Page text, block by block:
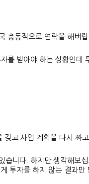
동적으로 연락을 해버
를 받아야 하는 상황인
고 사업 계획을 다시 짜
니다. 하지만 생각해
투자를 하지 않는 결과만